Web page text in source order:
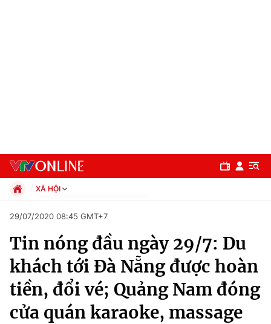
Chuyên mục
Chính trị
Xã hội
XÃ HỘI
Xã hội
Pháp luật
Thể thao
Truyền hình
Văn hóa - Giải trí
Y tế
29/07/2020 08:45 GMT+7
Tin nóng đầu ngày 29/7: Du
khách tới Đà Nẵng được hoàn
tiền, đổi vé; Quảng Nam đóng
cửa quán karaoke, massage